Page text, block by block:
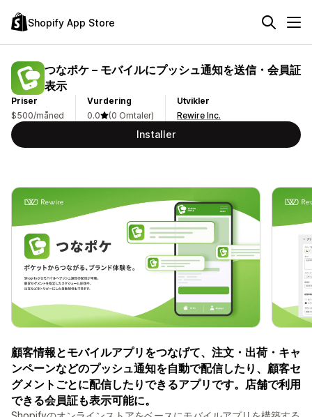
Shopify App Store
つなポケ – モバイルにプッシュ通知を送信・会員証
表示
Priser
$500/måned
Vurdering
0.0
(0 Omtaler)
Utvikler
Rewire Inc.
Installer
顧客情報とモバイルアプリをつなげて、注文・出荷・キャ
ンペーンなどのプッシュ通知を自動で配信したり、顧客セ
グメントごとに配信したりできるアプリです。店舗で利用
できる会員証も表示可能に。